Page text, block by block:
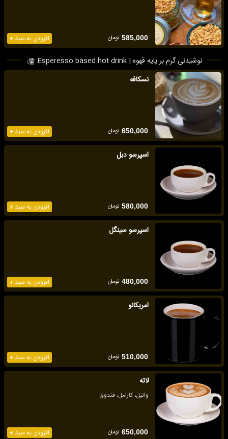
افزودن به سبد + 585,000 تومان
نوشیدنی گرم بر پایه قهوه | Esperesso based hot drink
نسکافه
افزودن به سبد + 650,000 تومان
اسپرسو دبل
افزودن به سبد + 580,000 تومان
اسپرسو سینگل
افزودن به سبد + 480,000 تومان
امریکانو
افزودن به سبد + 510,000 تومان
لاته
وانیل، کارامل، فندوق
افزودن به سبد + 650,000 تومان